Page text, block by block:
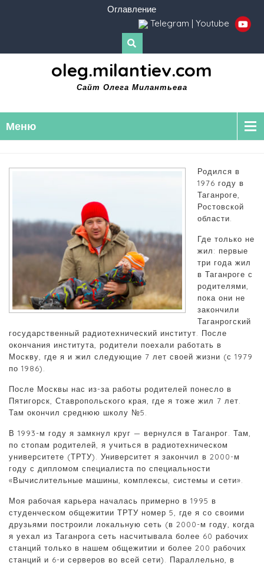
Оглавление
Telegram | Youtube
oleg.milantiev.com
Сайт Олега Милантьева
Меню
Родился в
1976 году в
Таганроге,
Ростовской
области.
Где только не
жил: первые
три года жил
в Таганроге с
родителями,
пока они не
закончили
Таганрогский
государственный радиотехнический институт. После
окончания института, родители поехали работать в
Москву, где я и жил следующие 7 лет своей жизни (с 1979
по 1986).
После Москвы нас из-за работы родителей понесло в
Пятигорск, Ставропольского края, где я тоже жил 7 лет.
Там окончил среднюю школу №5.
В 1993-м году я замкнул круг — вернулся в Таганрог. Там,
по стопам родителей, я учиться в радиотехническом
университете (ТРТУ). Университет я закончил в 2000-м
году с дипломом специалиста по специальности
«Вычислительные машины, комплексы, системы и сети».
Моя рабочая карьера началась примерно в 1995 в
студенческом общежитии ТРТУ номер 5, где я со своими
друзьями построили локальную сеть (в 2000-м году, когда
я уехал из Таганрога сеть насчитывала более 60 рабочих
станций только в нашем общежитии и более 200 рабочих
станций и 6-и серверов во всей сети). Параллельно, в